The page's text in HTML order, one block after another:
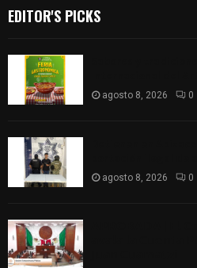
EDITOR'S PICKS
agosto 8, 2026 0
agosto 8, 2026 0